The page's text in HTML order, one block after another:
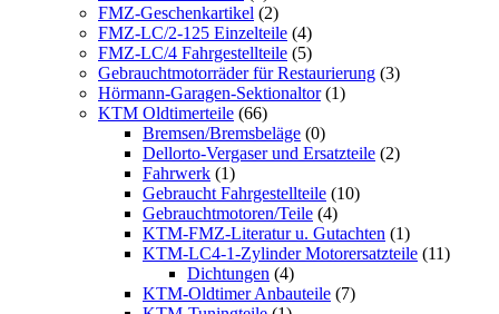
FMZ-Geschenkartikel (2)
FMZ-LC/2-125 Einzelteile (4)
FMZ-LC/4 Fahrgestellteile (5)
Gebrauchtmotorräder für Restaurierung (3)
Hörmann-Garagen-Sektionaltor (1)
KTM Oldtimerteile (66)
Bremsen/Bremsbeläge (0)
Dellorto-Vergaser und Ersatzteile (2)
Fahrwerk (1)
Gebraucht Fahrgestellteile (10)
Gebrauchtmotoren/Teile (4)
KTM-FMZ-Literatur u. Gutachten (1)
KTM-LC4-1-Zylinder Motorersatzteile (11)
Dichtungen (4)
KTM-Oldtimer Anbauteile (7)